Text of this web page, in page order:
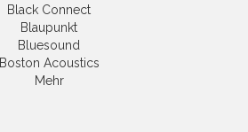
Black Connect
Blaupunkt
Bluesound
Boston Acoustics
Mehr